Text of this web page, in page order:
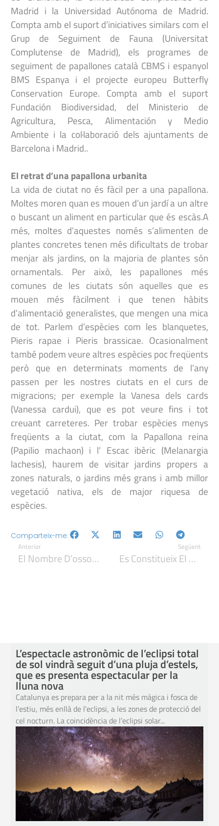
Madrid i la Universidad Autónoma de Madrid.
Compta amb el suport d’iniciatives similars com el
Grup de Seguiment de Fauna (Universitat
Complutense de Madrid), els programes de
seguiment de papallones català CBMS i espanyol
BMS Espanya i el projecte europeu Butterfly
Conservation Europe. Compta amb el suport
Fundación Biodiversidad, del Ministerio de
Agricultura, Pesca, Alimentación y Medio
Ambiente i la col·laboració dels ajuntaments de
Barcelona i Madrid..
El retrat d’una papallona urbanita
La vida de ciutat no és fàcil per a una papallona.
Moltes moren quan es mouen d’un jardí a un altre
o buscant un aliment en particular que és escàs.A
més, moltes d’aquestes només s’alimenten de
plantes concretes tenen més dificultats de trobar
menjar als jardins, on la majoria de plantes són
ornamentals. Per això, les papallones més
comunes de les ciutats són aquelles que es
mouen més fàcilment i que tenen hàbits
d’alimentació generalistes, que mengen una mica
de tot. Parlem d’espècies com les blanquetes,
Pieris rapae i Pieris brassicae. Ocasionalment
també podem veure altres espècies poc freqüents
però que en determinats moments de l’any
passen per les nostres ciutats en el curs de
migracions; per exemple la Vanesa dels cards
(Vanessa cardui), que es pot veure fins i tot
creuant carreteres. Per trobar espècies menys
freqüents a la ciutat, com la Papallona reina
(Papilio machaon) i l’ Escac ibèric (Melanargia
lachesis), haurem de visitar jardins propers a
zones naturals, o jardins més grans i amb millor
vegetació nativa, els de major riquesa de
espècies.
Comparteix-me:
Anterior
El Nombre D’ossos Als Pirineus Arriba Als 43
Següent
Es Constitueix El Parc Rural Del Montserrat
L’espectacle astronòmic de l’eclipsi total
de sol vindrà seguit d’una pluja d’estels,
que es presenta espectacular per la
lluna nova
Catalunya es prepara per a la nit més màgica i fosca de
l'estiu, més enllà de l'eclipsi, a les zones de protecció del
cel nocturn. La coincidència de l’eclipsi solar...